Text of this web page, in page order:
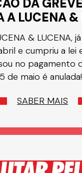
A LUCENA
& LUCENA,
e cumpriu a lei
no pagamento
de maio é anulada!
SABER MAIS